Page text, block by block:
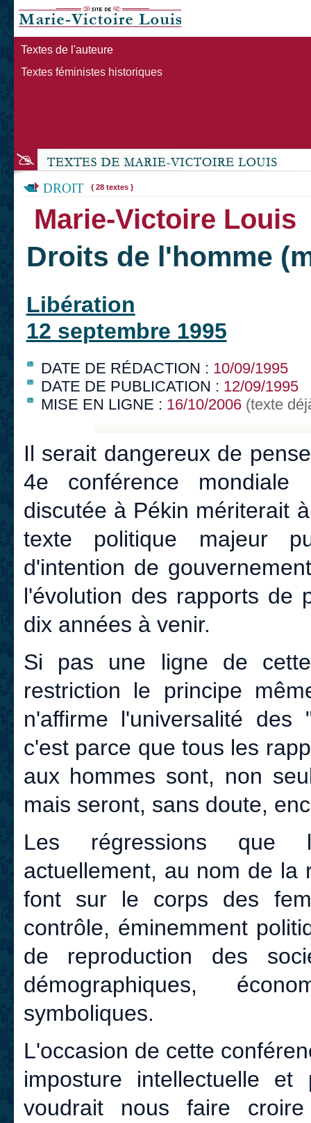
Textes de l'auteure
Textes féministes historiques
DROIT { 28 textes }
Marie-Victoire Louis
Droits de l'homme
Libération
12 septembre 1995
DATE DE RÉDACTION : 10/09/1995
DATE DE PUBLICATION : 12/09/1995
MISE EN LIGNE : 16/10/2006(texte
Il serait dangereux de
4e conférence mondiale
discutée à Pékin mériterait
texte politique majeur
d'intention de
l'évolution des rapports de
dix années à venir.
Si pas une ligne de
restriction le principe
n'affirme l'universalité
c'est parce que tous les
aux hommes sont, non
mais seront, sans doute,
Les régressions que
actuellement, au nom de
font sur le corps des
contrôle, éminemment
de reproduction des
démographiques,
symboliques.
L'occasion de cette
imposture intellectuelle
voudrait nous faire